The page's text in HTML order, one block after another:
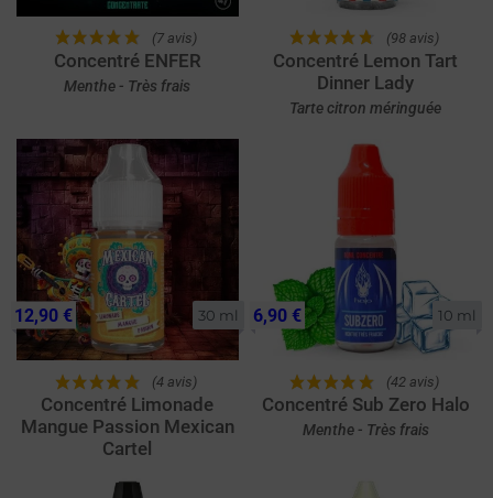
(7 avis)
Concentré ENFER
Menthe - Très frais
(98 avis)
Concentré Lemon Tart
Dinner Lady
Tarte citron méringuée
30 ml
(4 avis)
Concentré Limonade
Mangue Passion Mexican
Cartel
12,90 € 10 ml
(42 avis)
Concentré Sub Zero Halo
Menthe - Très frais
6,90 €